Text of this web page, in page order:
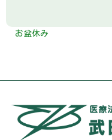
お盆休み